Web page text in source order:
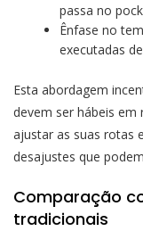
passa no
Ênfase no
executadas
Esta abordagem
devem ser hábeis em
ajustar as suas rotas
desajustes que
Comparação
tradicionais